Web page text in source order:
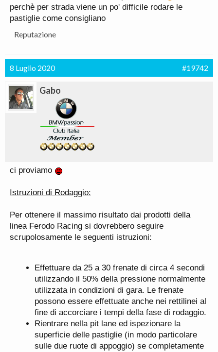
perchè per strada viene un po' difficile rodare le
pastiglie come consigliano
Reputazione
8 Luglio 2020 #19742
Gabo
ci proviamo
Istruzioni di Rodaggio:
Per ottenere il massimo risultato dai prodotti della
linea Ferodo Racing si dovrebbero seguire
scrupolosamente le seguenti istruzioni:
Effettuare da 25 a 30 frenate di circa 4 secondi
utilizzando il 50% della pressione normalmente
utilizzata in condizioni di gara. Le frenate
possono essere effettuate anche nei rettilinei al
fine di accorciare i tempi della fase di rodaggio.
Rientrare nella pit lane ed ispezionare la
superficie delle pastiglie (in modo particolare
sulle due ruote di appoggio) se completamente